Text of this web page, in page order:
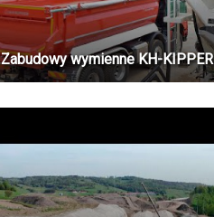
Zabudowy wymienne KH-KIPPER